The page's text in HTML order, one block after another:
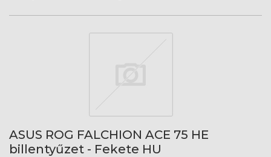
ASUS ROG FALCHION ACE 75 HE
billentyűzet - Fekete HU